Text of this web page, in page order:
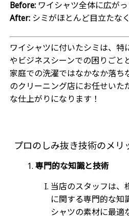
Before:ワイシャツ全体に広が
After:シミがほとんど目立たな
ワイシャツに付いたシミは、特
やビジネスシーンでの困りごと
家庭での洗濯ではなかなか落ち
のクリーニング店にお任せいた
な仕上がりになります！
プロのしみ抜き技術のメリ
専門的な知識と技術
当店のスタッフは、
に関する専門的な知
シャツの素材に最適